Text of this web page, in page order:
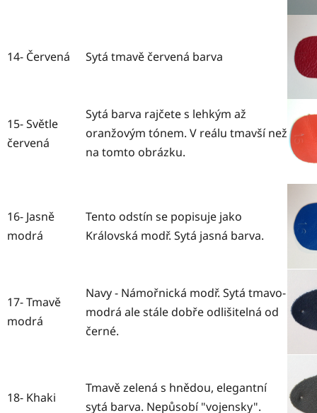
14- Červená Sytá tmavě červená barva
15- Světle
červená
Sytá barva rajčete s lehkým až
oranžovým tónem. V reálu tmavší než
na tomto obrázku.
16- Jasně
modrá
Tento odstín se popisuje jako
Královská modř. Sytá jasná barva.
17- Tmavě
modrá
Navy - Námořnická modř. Sytá tmavo-
modrá ale stále dobře odlišitelná od
černé.
18- Khaki
Tmavě zelená s hnědou, elegantní
sytá barva. Nepůsobí "vojensky".